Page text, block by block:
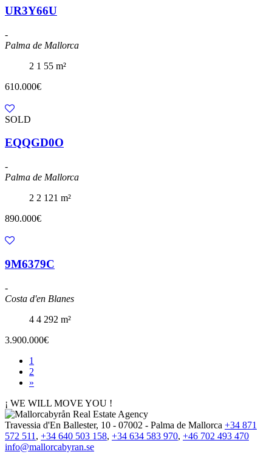
UR3Y66U
-
Palma de Mallorca
2 1 55 m²
610.000€
SOLD
EQQGD0O
-
Palma de Mallorca
2 2 121 m²
890.000€
9M6379C
-
Costa d'en Blanes
4 4 292 m²
3.900.000€
1
2
»
¡ WE WILL MOVE YOU !
Travessia d'En Ballester, 10 - 07002 - Palma de Mallorca +34 871
572 511 , +34 640 503 158, +34 634 583 970, +46 702 493 470
info@mallorcabyran.se